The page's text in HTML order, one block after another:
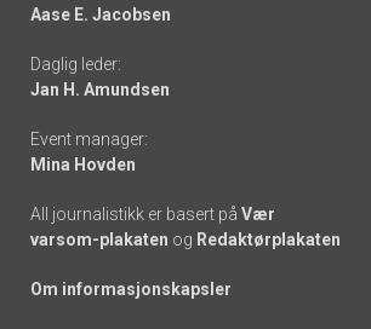
-
links
Aase E. Jacobsen
Daglig leder:
Jan H. Amundsen
Event manager:
Mina Hovden
All journalistikk er basert på Vær
varsom-plakaten og Redaktørplakaten
Om informasjonskapsler